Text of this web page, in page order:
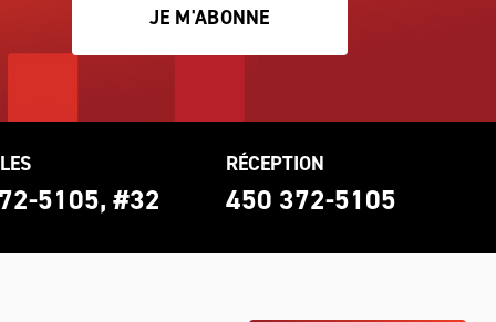
JE M'ABONNE
5105, #32
RÉCEPTION
450 372-5105